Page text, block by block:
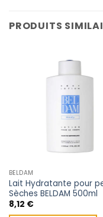
PRODUITS
BELDAM
Lait Hydratante pour
Sèches BELDAM 500ml
8,12 €